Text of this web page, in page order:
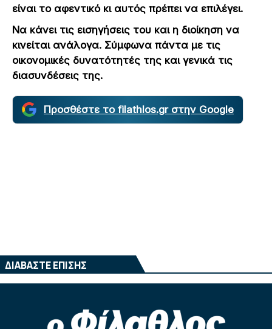
είναι το αφεντικό κι αυτός πρέπει να επιλέγει.
Να κάνει τις εισηγήσεις του και η διοίκηση να
κινείται ανάλογα. Σύμφωνα πάντα με τις
οικονομικές δυνατότητές της και γενικά τις
διασυνδέσεις της.
Προσθέστε το filathlos.gr στην Google
ΔΙΑΒΑΣΤΕ ΕΠΙΣΗΣ